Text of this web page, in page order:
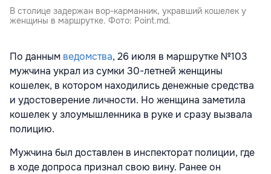
В столице задержан вор-карманник, укравший кошелек у
женщины в маршрутке. Фото: Point.md.
По данным ведомства, 26 июля в маршрутке №103
мужчина украл из сумки 30-летней женщины
кошелек, в котором находились денежные средства
и удостоверение личности. Но женщина заметила
кошелек у злоумышленника в руке и сразу вызвала
полицию.
Мужчина был доставлен в инспекторат полиции, где
в ходе допроса признал свою вину. Ранее он